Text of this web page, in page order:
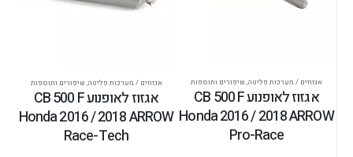
אגזוזים / מערכות פליטה, שיפורים ותוספות
אגזוז לאופנוע CB 500 F
Honda 2016 / 2018 ARROW
Pro-Race
אגזוזים / מערכות פליטה, שיפורים ותוספות
אגזוז לאופנוע CB 500 F
Honda 2016 / 2018 ARROW
Race-Tech